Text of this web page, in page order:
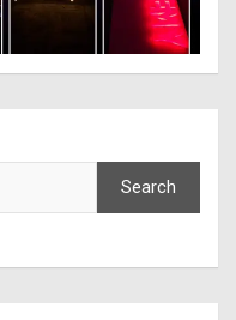
Search